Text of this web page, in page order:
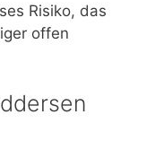
Risiko, das
offen